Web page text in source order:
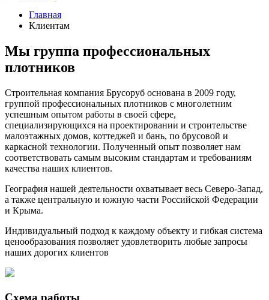
Главная
Клиентам
Мы группа профессиональных
плотников
Строительная компания Брусоруб основана в 2009 году,
группой профессиональных плотников с многолетним
успешным опытом работы в своей сфере,
специализирующихся на проектировании и строительстве
малоэтажных домов, коттеджей и бань, по брусовой и
каркасной технологии. Полученный опыт позволяет нам
соответствовать самым высоким стандартам и требованиям
качества наших клиентов.
География нашей деятельности охватывает весь Северо-Запад,
а также центральную и южную части Российской Федерации
и Крыма.
Индивидуальный подход к каждому объекту и гибкая система
ценообразования позволяет удовлетворить любые запросы
наших дорогих клиентов
Схема работы